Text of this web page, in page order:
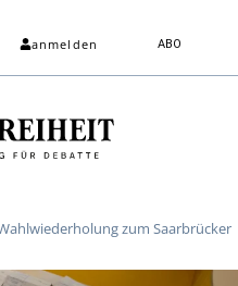
anmelden ABO
zum Saarbrücker